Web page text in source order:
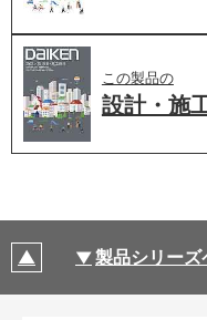
この製品の
設計・施
製品シリーズ